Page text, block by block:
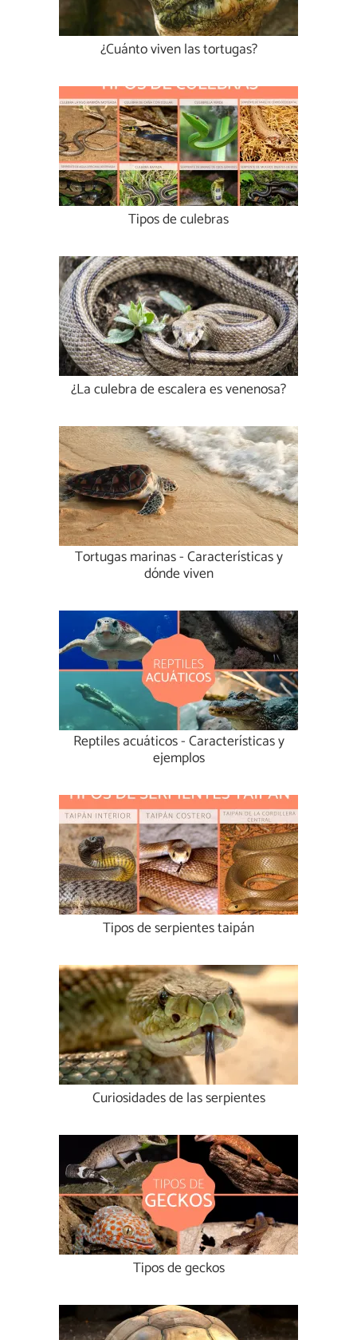
¿Cuánto viven las tortugas?
Tipos de culebras
¿La culebra de escalera es venenosa?
Tortugas marinas - Características y
dónde viven
Reptiles acuáticos - Características y
ejemplos
Tipos de serpientes taipán
Curiosidades de las serpientes
Tipos de geckos